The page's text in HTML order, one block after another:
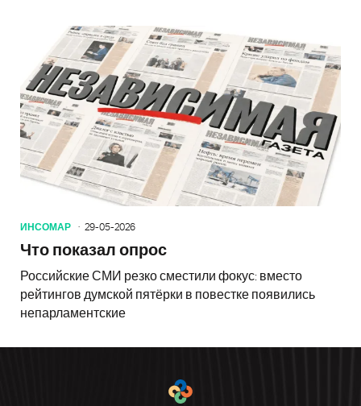
ИНСОМАР 29-05-2026
Что показал опрос
Российские СМИ резко сместили фокус: вместо
рейтингов думской пятёрки в повестке появились
непарламентские